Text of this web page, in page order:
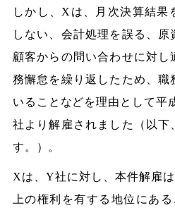
しかし、Xは、月次決算結果
しない、会計処理を誤る、原
顧客からの問い合わせに対
務懈怠を繰り返したため、職
いることなどを理由として平
社より解雇されました（以下
す。）。
Xは、Y社に対し、本件解雇
上の権利を有する地位にあ